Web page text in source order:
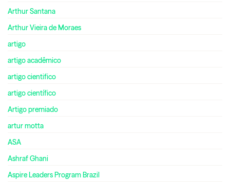
Arthur Santana
Arthur Vieira de Moraes
artigo
artigo acadêmico
artigo cientifico
artigo científico
Artigo premiado
artur motta
ASA
Ashraf Ghani
Aspire Leaders Program Brazil